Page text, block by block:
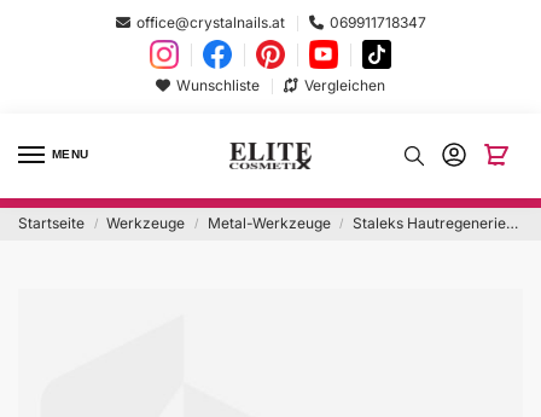
office@crystalnails.at 069911718347
Wunschliste Vergleichen
MENU
Startseite / Werkzeuge / Metal-Werkzeuge / Staleks Hautregenerierendes Öl 30ml